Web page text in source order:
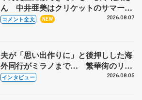
ん 中井亜美はクリケットのサマーキ
ャンプに 島田麻央はたくさん試合に
コメント全文 NEW 2026.08.07
夫が「思い出作りに」と後押しした海
外同行がミラノまで… 繁華街のリン
クでは不良のお兄さんも味方に 小林
インタビュー 2026.08.05